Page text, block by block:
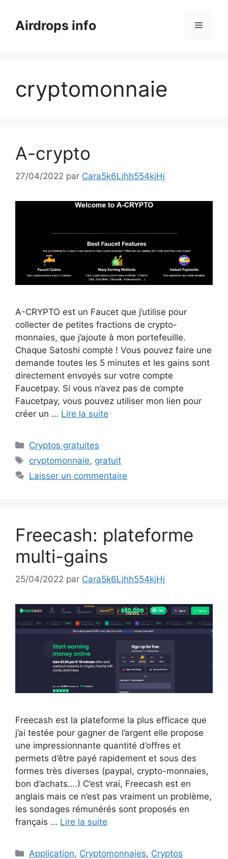
contenuAirdrops info Menu
cryptomonnaie
A-crypto
27/04/2022 par Cara5k6Ljhh554kjHj
A-CRYPTO est un Faucet que j’utilise pour
collecter de petites fractions de crypto-
monnaies, que j’ajoute à mon portefeuille.
Chaque Satoshi compte ! Vous pouvez faire une
demande toutes les 5 minutes et les gains sont
directement envoyés sur votre compte
Faucetpay. Si vous n’avez pas de compte
Faucetpay, vous pouvez utiliser mon lien pour
créer un … Lire la suite
Catégories
Cryptos gratuites
Étiquettes
cryptomonnaie, gratuit
Laisser un commentaire
Freecash: plateforme
multi-gains
25/04/2022 par Cara5k6Ljhh554kjHj
Freecash est la plateforme la plus efficace que
j’ai testée pour gagner de l’argent elle propose
une impressionnante quantité d’offres et
permets d’être payé rapidement et sous des
formes très diverses (paypal, crypto-monnaies,
bon d’achats….) C’est vrai, Freecash est en
anglais mais ce n’est pas vraiment un problème,
les sondages rémunérés sont proposés en
français … Lire la suite
Catégories
Application, Cryptomonnaies, Cryptos